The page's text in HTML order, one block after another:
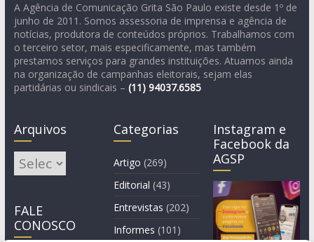
A Agência de Comunicação Grita São Paulo existe desde 1º de
junho de 2011. Somos assessoria de imprensa e agência de
notícias, produtora de conteúdos próprios. Trabalhamos com
o terceiro setor, mais especificamente, mas também
prestamos serviços para grandes instituições. Atuamos ainda
na organização de campanhas eleitorais, sejam elas
partidárias ou sindicais – (11) 94037.6585
Arquivos
Arquivos
FALE
CONOSCO
Categorias
Artigo (269)
Editorial (43)
Entrevistas (202)
Informes (101)
Instagram e
Facebook da
AGSP